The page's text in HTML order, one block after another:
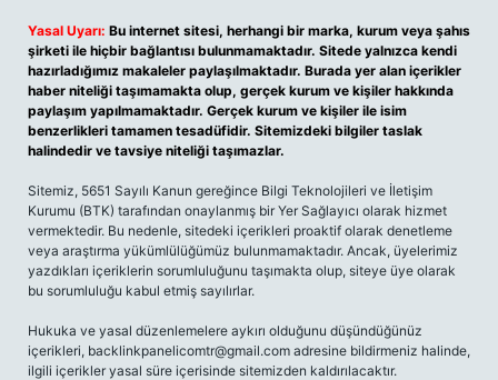
Yasal Uyarı: Bu internet sitesi, herhangi bir marka, kurum veya şahıs
şirketi ile hiçbir bağlantısı bulunmamaktadır. Sitede yalnızca kendi
hazırladığımız makaleler paylaşılmaktadır. Burada yer alan içerikler
haber niteliği taşımamakta olup, gerçek kurum ve kişiler hakkında
paylaşım yapılmamaktadır. Gerçek kurum ve kişiler ile isim
benzerlikleri tamamen tesadüfidir. Sitemizdeki bilgiler taslak
halindedir ve tavsiye niteliği taşımazlar.
Sitemiz, 5651 Sayılı Kanun gereğince Bilgi Teknolojileri ve İletişim
Kurumu (BTK) tarafından onaylanmış bir Yer Sağlayıcı olarak hizmet
vermektedir. Bu nedenle, sitedeki içerikleri proaktif olarak denetleme
veya araştırma yükümlülüğümüz bulunmamaktadır. Ancak, üyelerimiz
yazdıkları içeriklerin sorumluluğunu taşımakta olup, siteye üye olarak
bu sorumluluğu kabul etmiş sayılırlar.
Hukuka ve yasal düzenlemelere aykırı olduğunu düşündüğünüz
içerikleri, backlinkpanelicomtr@gmail.com adresine bildirmeniz halinde,
ilgili içerikler yasal süre içerisinde sitemizden kaldırılacaktır.